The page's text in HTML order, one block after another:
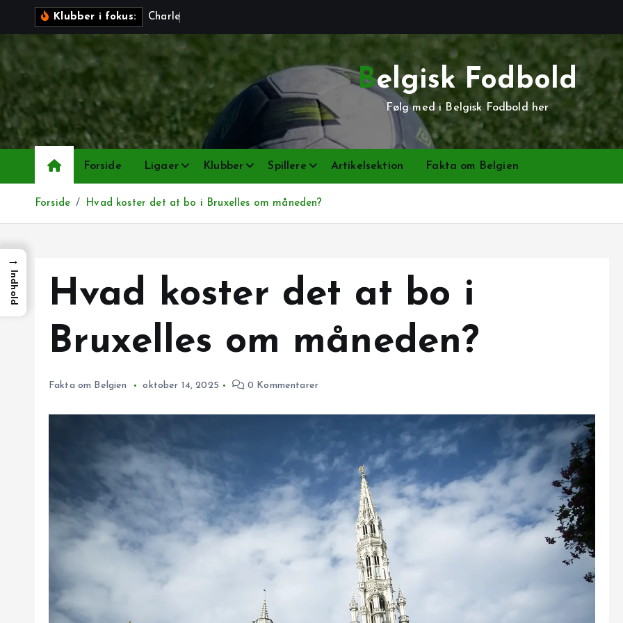
Klubber i fokus: Cha r e
Belgisk Fodbold
Følg med i Belgisk Fodbold her
Forside Ligaer Klubber Spillere Artikelsektion Fakta om Belgien
Forside Hvad koster det at bo i Bruxelles om måneden?
Hvad koster det at bo i
Bruxelles om måneden?
Fakta om Belgien oktober 14, 2025 0 Kommentarer
→
Indhold